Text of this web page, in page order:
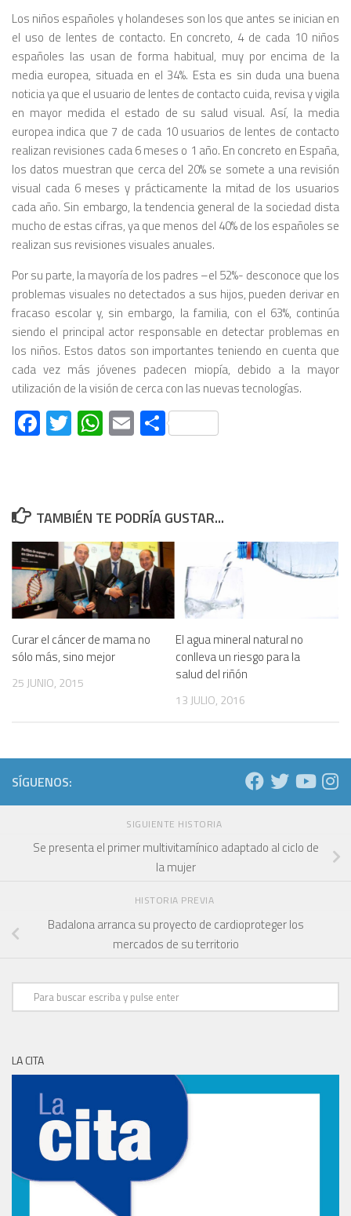
Los niños españoles y holandeses son los que antes se inician en
el uso de lentes de contacto. En concreto, 4 de cada 10 niños
españoles las usan de forma habitual, muy por encima de la
media europea, situada en el 34%. Esta es sin duda una buena
noticia ya que el usuario de lentes de contacto cuida, revisa y vigila
en mayor medida el estado de su salud visual. Así, la media
europea indica que 7 de cada 10 usuarios de lentes de contacto
realizan revisiones cada 6 meses o 1 año. En concreto en España,
los datos muestran que cerca del 20% se somete a una revisión
visual cada 6 meses y prácticamente la mitad de los usuarios
cada año. Sin embargo, la tendencia general de la sociedad dista
mucho de estas cifras, ya que menos del 40% de los españoles se
realizan sus revisiones visuales anuales.
Por su parte, la mayoría de los padres –el 52%- desconoce que los
problemas visuales no detectados a sus hijos, pueden derivar en
fracaso escolar y, sin embargo, la familia, con el 63%, continúa
siendo el principal actor responsable en detectar problemas en
los niños. Estos datos son importantes teniendo en cuenta que
cada vez más jóvenes padecen miopía, debido a la mayor
utilización de la visión de cerca con las nuevas tecnologías.
Facebook
Twitter
WhatsApp
EmailCompartir
TAMBIÉN TE PODRÍA GUSTAR...
Curar el cáncer de mama no
sólo más, sino mejor
25 JUNIO, 2015
El agua mineral natural no
conlleva un riesgo para la
salud del riñón
13 JULIO, 2016
SÍGUENOS:
SIGUIENTE HISTORIA
Se presenta el primer multivitamínico adaptado al ciclo de
la mujer
HISTORIA PREVIA
Badalona arranca su proyecto de cardioproteger los
mercados de su territorio
LA CITA